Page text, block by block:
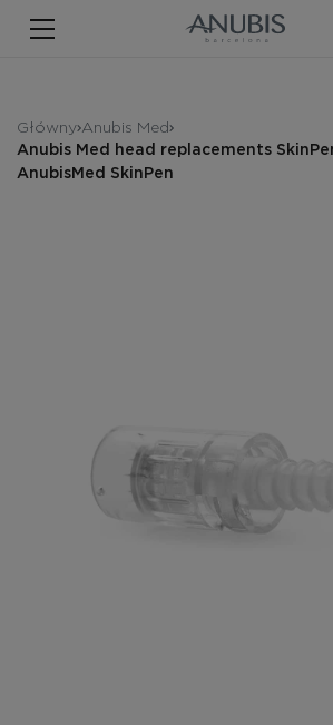
TWARZ
WŁOSY
SPA
Główny Anubis Med
Anubis Med head replacements
AnubisMed SkinPen